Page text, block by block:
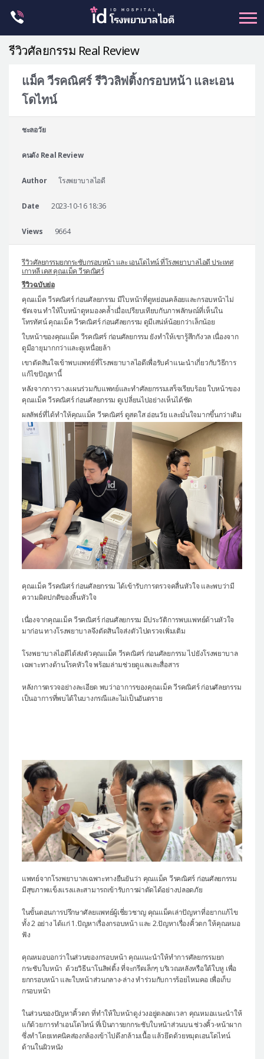
ศัลยกรรม โครงหน้า
ชะลอวัย
หน้าอก
แผนกผิวหนัง
แผนกศัลยกรรมจุดซ่อนเร้น
เครื่องสำอาง
let-me-in
แนะนำโรงพยาบาลไอดี
ศัลยกรรมอย่างปลอดภัย
ปรึกษาทางออนไลน์
Real Selfie Review
รีวิวศัลยกรรม Real Review
แม็ค วีรคณิศร์ รีวิวลิฟติ้งกรอบหน้า และเอน
โดไทน์
ชะลอวัย
คนดัง Real Review
Author โรงพยาบาลไอดี
Date 2023-10-16 18:36
Views 9664
รีวิวศัลยกรรมยกกระชับกรอบหน้า และ เอนโดไทน์ ที่โรงพยาบาลไอดี ประเทศ
เกาหลี เคส คุณแม็ค วีรคณิศร์
รีวิวฉบับย่อ
คุณแม็ค วีรคณิศร์ ก่อนศัลยกรรม มีใบหน้าที่ดูหย่อนคล้อยและกรอบหน้าไม่
ชัดเจน ทำให้ใบหน้าดูหมองคล้ำเมื่อเปรียบเทียบกับภาพลักษณ์ที่เห็นใน
โทรทัศน์ คุณแม็ค วีรคณิศร์ ก่อนศัลยกรรม ดูมีเสน่ห์น้อยกว่าเล็กน้อย
ใบหน้าของคุณแม็ค วีรคณิศร์ ก่อนศัลยกรรม ยังทำให้เขารู้สึกกังวล เนื่องจาก
ดูมีอายุมากกว่าและดูเหนื่อยล้า
เขาตัดสินใจเข้าพบแพทย์ที่โรงพยาบาลไอดีเพื่อรับคำแนะนำเกี่ยวกับวิธีการ
แก้ไขปัญหานี้
หลังจากการวางแผนร่วมกับแพทย์และทำศัลยกรรมเสร็จเรียบร้อย ใบหน้าของ
คุณแม็ค วีรคณิศร์ ก่อนศัลยกรรม ดูเปลี่ยนไปอย่างเห็นได้ชัด
ผลลัพธ์ที่ได้ทำให้คุณแม็ค วีรคณิศร์ ดูสดใส อ่อนวัย และมั่นใจมากขึ้นกว่าเดิม
คุณแม็ค วีรคณิศร์ ก่อนศัลยกรรม ได้เข้ารับการตรวจคลื่นหัวใจ และพบว่ามี
ความผิดปกติของลิ้นหัวใจ
เนื่องจากคุณแม็ค วีรคณิศร์ ก่อนศัลยกรรม มีประวัติการพบแพทย์ด้านหัวใจ
มาก่อน ทางโรงพยาบาลจึงตัดสินใจส่งตัวไปตรวจเพิ่มเติม
โรงพยาบาลไอดีได้ส่งตัวคุณแม็ค วีรคณิศร์ ก่อนศัลยกรรม ไปยังโรงพยาบาล
เฉพาะทางด้านโรคหัวใจ พร้อมล่ามช่วยดูแลและสื่อสาร
หลังการตรวจอย่างละเอียด พบว่าอาการของคุณแม็ค วีรคณิศร์ ก่อนศัลยกรรม
เป็นอาการที่พบได้ในบางกรณีและไม่เป็นอันตราย
แพทย์จากโรงพยาบาลเฉพาะทางยืนยันว่า คุณแม็ค วีรคณิศร์ ก่อนศัลยกรรม
มีสุขภาพแข็งแรงและสามารถเข้ารับการผ่าตัดได้อย่างปลอดภัย
ในขั้นตอนการปรึกษาศัลยแพทย์ผู้เชี่ยวชาญ คุณแม็คเล่าปัญหาที่อยากแก้ไข
ทั้ง 2 อย่าง ได้แก่ 1.ปัญหาเรื่องกรอบหน้า และ 2.ปัญหาเรื่องคิ้วตก ให้คุณหมอ
ฟัง
คุณหมอบอกว่าในส่วนของกรอบหน้า คุณแนะนำให้ทำการศัลยกรรมยก
กระชับใบหน้า ด้วยวิธีนาโนลิฟติ้ง ที่จะกรีดเล็กๆ บริเวณหลังหรือใต้ใบหู เพื่อ
ยกกรอบหน้า และใบหน้าส่วนกลาง-ล่าง ทำร่วมกับการร้อยไหมคอ เพื่อเก็บ
กรอบหน้า
ในส่วนของปัญหาคิ้วตก ที่ทำให้ใบหน้าดูง่วงอยู่ตลอดเวลา คุณหมอแนะนำให้
แก้ด้วยการทำเอนโดไทน์ ที่เป็นการยกกระชับใบหน้าส่วนบน ช่วงคิ้ว-หน้าผาก
ซึ่งทำโดยเทคนิคส่องกล้องเข้าไปดึงกล้ามเนื้อ แล้วยึดด้วยหมุดเอนโดไทน์
ด้านในผิวหนัง